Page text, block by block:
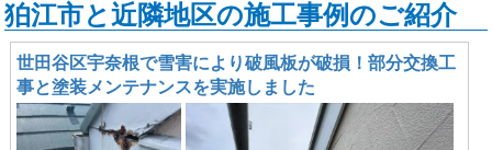
狛江市と近隣地区の施工事例のご紹介
世田谷区宇奈根で雪害により破風板が破損！部分交換工
事と塗装メンテナンスを実施しました